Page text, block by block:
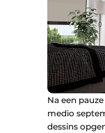
Na een
medio
dessins